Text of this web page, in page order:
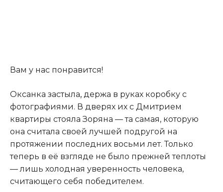
Вам у нас понравится!
Оксанка застыла, держа в руках коробку с
фотографиями. В дверях их с Дмитрием
квартиры стояла Зоряна — та самая, которую
она считала своей лучшей подругой на
протяжении последних восьми лет. Только
теперь в её взгляде не было прежней теплоты
— лишь холодная уверенность человека,
считающего себя победителем.